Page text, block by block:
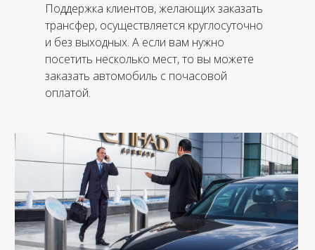
Поддержка клиентов, желающих заказать
трансфер, осуществляется круглосуточно
и без выходных. А если вам нужно
посетить несколько мест, то вы можете
заказать автомобиль с почасовой
оплатой.